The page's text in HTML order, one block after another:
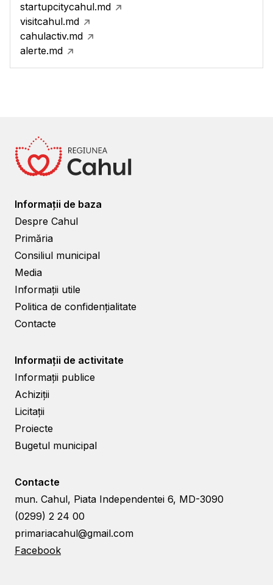
startupcitycahul.md
visitcahul.md
cahulactiv.md
alerte.md
Informații de baza
Despre Cahul
Primăria
Consiliul municipal
Media
Informații utile
Politica de confidențialitate
Contacte
Informații de activitate
Informații publice
Achiziții
Licitații
Proiecte
Bugetul municipal
Contacte
mun. Cahul, Piata Independentei 6, MD-3090
(0299) 2 24 00
primariacahul@gmail.com
Facebook